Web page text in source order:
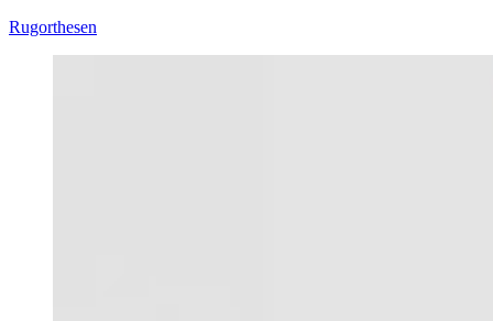
Rugorthesen